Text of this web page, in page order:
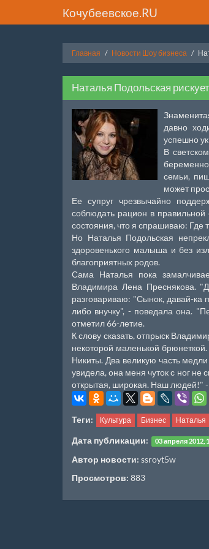
Кочубеевское.RU
Главная Новости Шоу бизнеса
Наталья Подольская
давно
успешно
В
семьи,
может
Ее супруг чрезвычайно
соблюдать рацион в
состояния, что я спрашиваю: Где
Но Наталья Подольская
здоровенького малыша и без
благоприятных родов.
Сама Наталья пока
Владимира Лена Преснякова.
разговариваю: "Сынок, давай-ка
либо внучку", - поведала она.
отметил 66-летие.
К слову сказать, отпрыск
некоторой маленькой
Никиты. Два великую часть
увидела, она меня чуток с ног
открытая, широкая. Наш людей!"
Теги: Культура Бизнес Наталья
Дата публикации: 03 апреля 2012,
Автор новости: ssroyt5w
Просмотров: 883